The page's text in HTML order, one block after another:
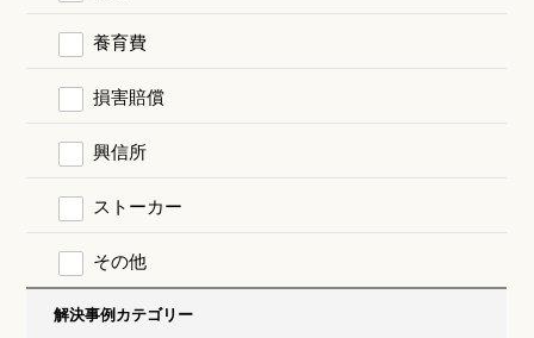
養育費
損害賠償
興信所
ストーカー
その他
解決事例カテゴリー